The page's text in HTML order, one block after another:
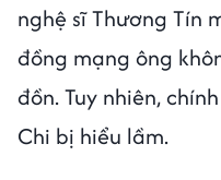
nghệ sĩ Thương Tín
đồng mạng ông
đồn. Tuy nhiên,
Chi bị hiểu lầm.